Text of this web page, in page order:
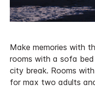
Make memories with
rooms with a sofa
city break. Rooms
for max two adults